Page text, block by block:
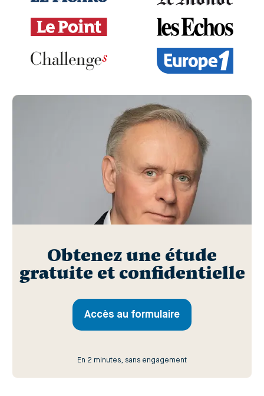
Obtenez une étude
gratuite et confidentielle
Accès au formulaire
En 2 minutes, sans engagement